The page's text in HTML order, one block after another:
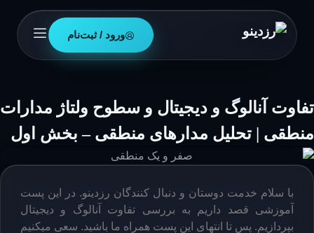
ورود / ثبت‌نام
تفاوت آنالوگ و دیجیتال و سطوح ولتاژ مدارات
منطقی | تحلیل مدارهای منطقی – بخش اول
با سلام خدمت دوستان و دنبال کنندگان رزدینو. در این پست
آموزشی قصد داریم به بررسی تفاوت آنالوگ و دیجیتال
بپردازیم. پس تا انتهای این پست همراه ما باشید. سعی میکنیم